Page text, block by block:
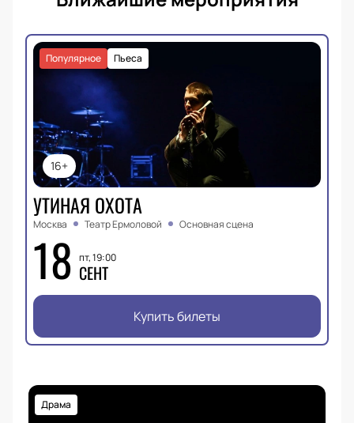
16+
Пьеса
Популярное
УТИНАЯ ОХОТА
Москва Театр Ермоловой Основная сцена
18 пт, 19:00
СЕНТ
Купить билеты
Драма